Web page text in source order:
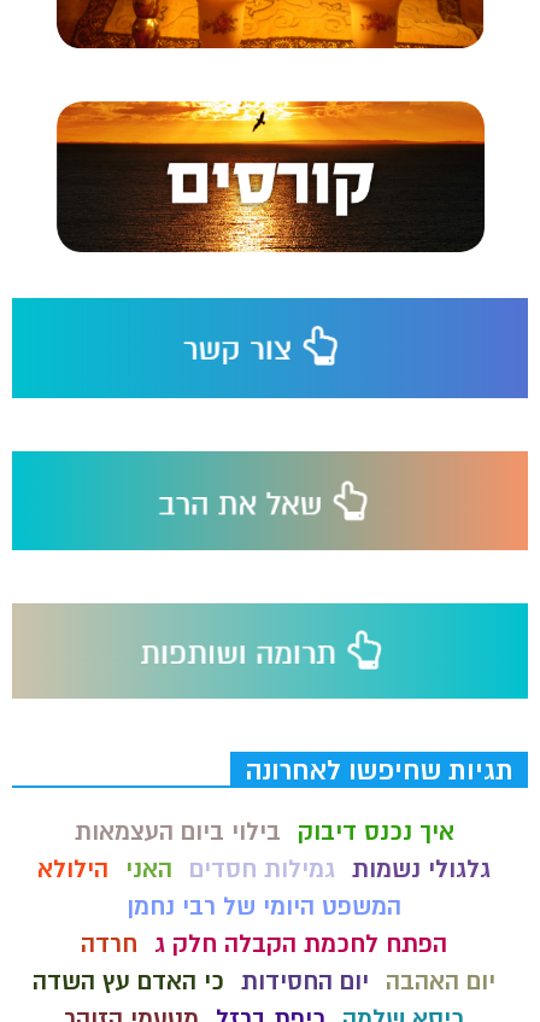
תגיות שחיפשו לאחרונה
איך נכנס דיבוק
בילוי ביום העצמאות
גלגולי נשמות גמילות חסדים האני
הילולא
המשפט היומי של רבי נחמן
הפתח לחכמת הקבלה חלק ג
חרדה
יום האהבה
יום החסידות כי האדם עץ השדה